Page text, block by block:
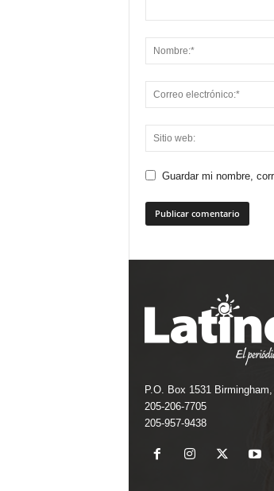
Guardar mi nombre,
P.O. Box 1531
205-206-7705
205-957-9438